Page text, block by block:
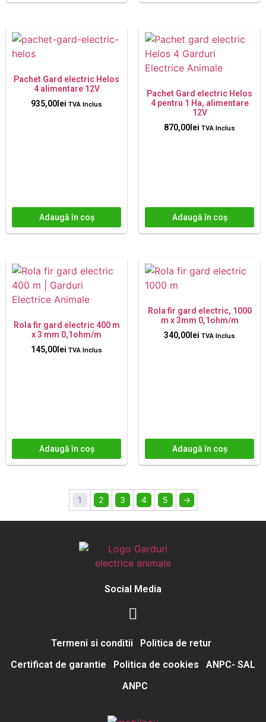
Pachet Gard electric Helos
4 alimentare 12V
935,00 lei TVA Inclus
Adaugă în coș
Pachet Gard electric Helos
4 pentru 1 Ha, alimentare
12V
870,00 lei TVA Inclus
Adaugă în coș
Rola fir gard electric 400 m
x 3 mm 0,1ohm/m
145,00lei TVA Inclus
Adaugă în coș
Rola fir gard electric, 1000
m x 3mm 0,1ohm/m
340,00lei TVA Inclus
Adaugă în coș
1 2 3 4 5 →
Social Media
Termeni si conditii
Politica de retur
Certificat de garantie
Politica de cookies
ANPC- SAL
ANPC